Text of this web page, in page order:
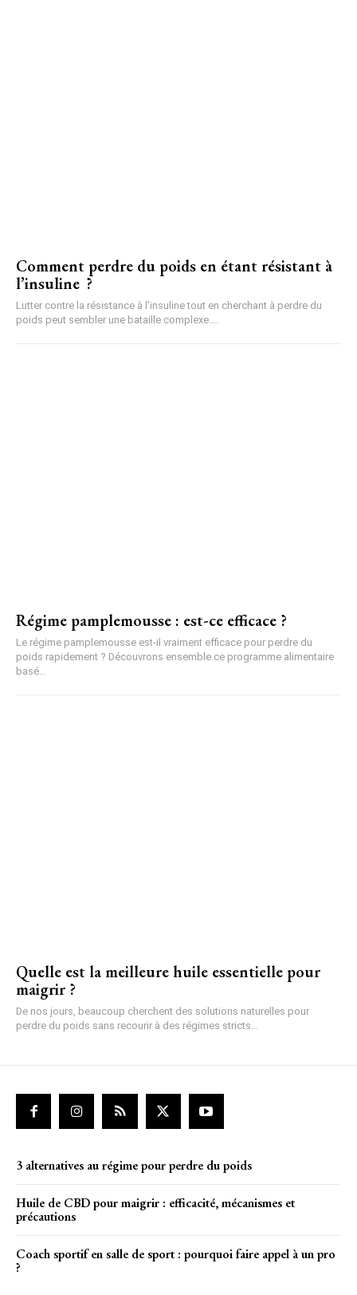
Comment perdre du poids en étant résistant à
l’insuline ?
Lutter contre la résistance à l’insuline tout en cherchant à perdre du
poids peut sembler une bataille complexe....
Régime pamplemousse : est-ce efficace ?
Le régime pamplemousse est-il vraiment efficace pour perdre du
poids rapidement ? Découvrons ensemble ce programme alimentaire
basé...
Quelle est la meilleure huile essentielle pour
maigrir ?
De nos jours, beaucoup cherchent des solutions naturelles pour
perdre du poids sans recourir à des régimes stricts...
3 alternatives au régime pour perdre du poids
Huile de CBD pour maigrir : efficacité, mécanismes et
précautions
Coach sportif en salle de sport : pourquoi faire appel à un pro
?